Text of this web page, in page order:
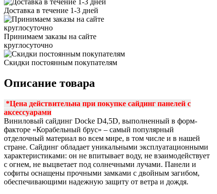
Доставка в течение 1-3 дней
Принимаем заказы на сайте
круглосуточно
Скидки постоянным покупателям
Описание товара
*Цена действительна при покупке сайдинг панелей с
аксессуарами
Виниловый сайдинг Docke D4,5D, выполненный в форм-
факторе «Корабельный брус» – самый популярный
отделочный материал во всем мире, в том числе и в нашей
стране. Сайдинг обладает уникальными эксплуатационными
характеристиками: он не впитывает воду, не взаимодействует
с огнем, не выцветает под солнечными лучами. Панели и
софиты оснащены прочными замками с двойным загибом,
обеспечивающими надежную защиту от ветра и дождя.